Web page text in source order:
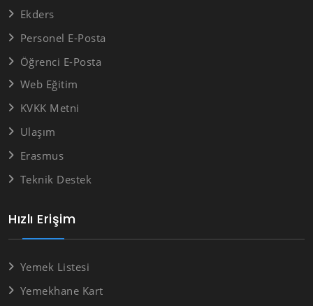
Hızlı Erişim
Yemek Listesi
Yemekhane Kart
Ekders
Personel E-Posta
Öğrenci E-Posta
Web Eğitim
KVKK Metni
Ulaşım
Erasmus
Teknik Destek